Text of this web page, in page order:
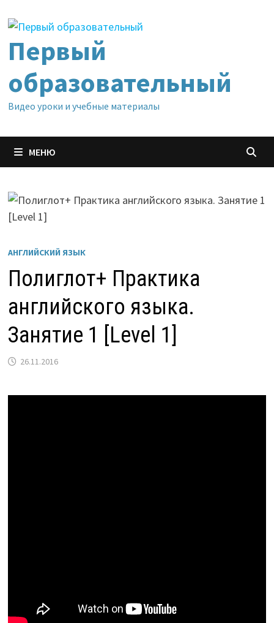
содержимому
Первый
образовательный
Видео уроки и учебные материалы
МЕНЮ
АНГЛИЙСКИЙ ЯЗЫК
Полиглот+ Практика
английского языка.
Занятие 1 [Level 1]
26.11.2016